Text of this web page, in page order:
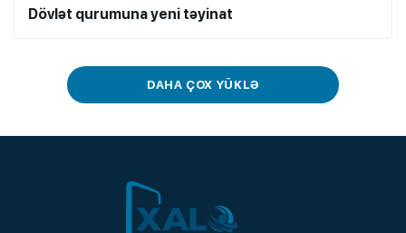
Dövlət qurumuna yeni təyinat
DAHA ÇOX YÜKLƏ